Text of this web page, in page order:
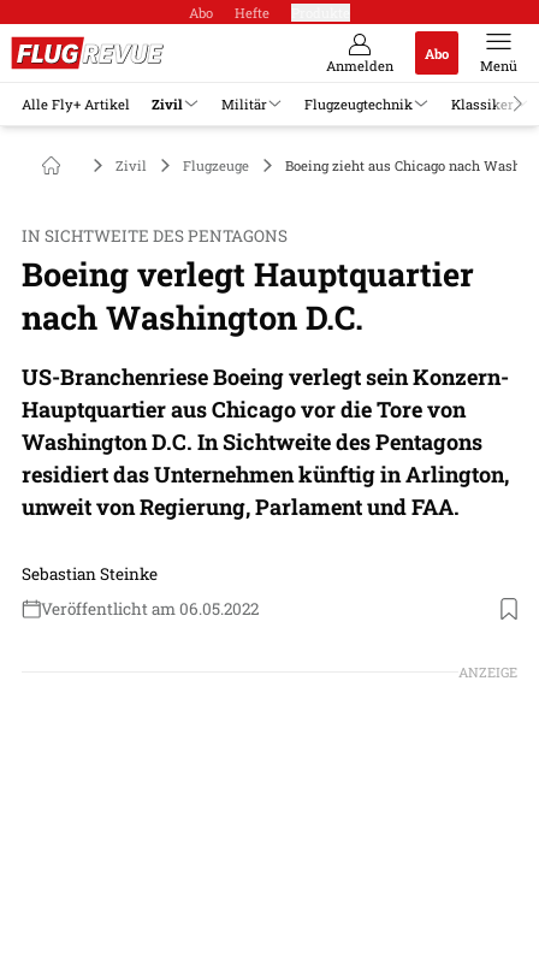
Abo Hefte
Anmelden
Abo
Menü
Alle Fly+ Artikel Zivil Militär Flugzeugtechnik Klassiker
Zivil Flugzeuge Boeing zieht aus Chicago nach
IN SICHTWEITE DES PENTAGONS
Boeing verlegt Hauptquartier
nach Washington D.C.
US-Branchenriese Boeing verlegt sein Konzern-
Hauptquartier aus Chicago vor die Tore von
Washington D.C. In Sichtweite des Pentagons
residiert das Unternehmen künftig in Arlington,
unweit von Regierung, Parlament und FAA.
Sebastian Steinke
Veröffentlicht am 06.05.2022
Foto: Boeing
ANZEIGE